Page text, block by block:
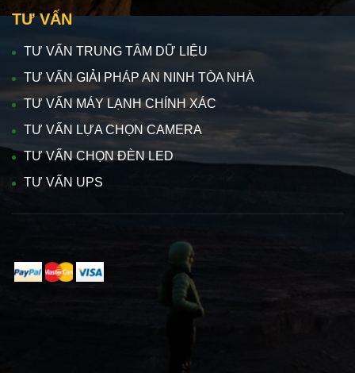
TƯ VẤN
TƯ VẤN TRUNG TÂM DỮ LIỆU
TƯ VẤN GIẢI PHÁP AN NINH TÒA NHÀ
TƯ VẤN MÁY LẠNH CHÍNH XÁC
TƯ VẤN LỰA CHỌN CAMERA
TƯ VẤN CHỌN ĐÈN LED
TƯ VẤN UPS